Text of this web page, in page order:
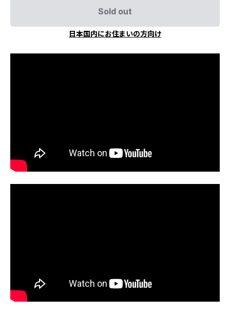
Sold out
日本国内にお住まいの方向け